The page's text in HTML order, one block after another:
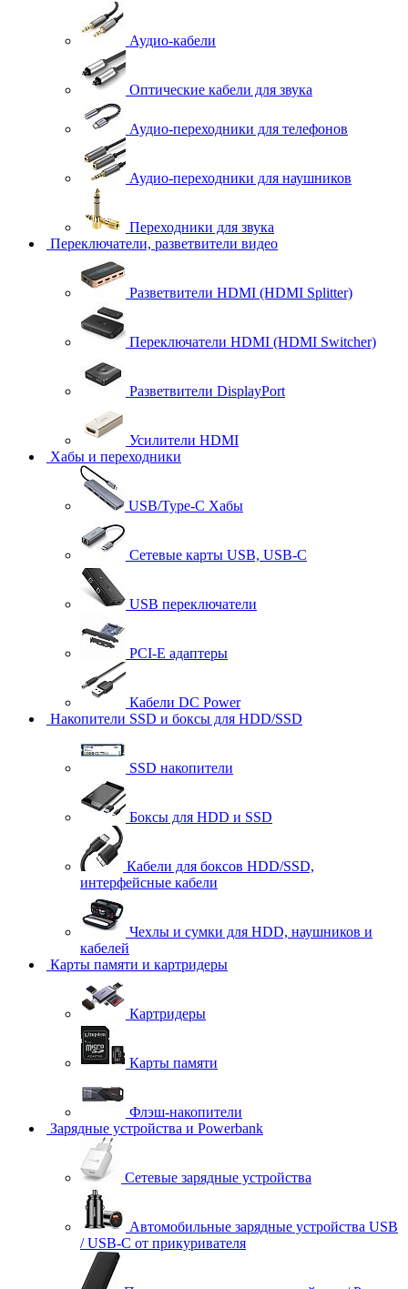
Аудио-кабели
Оптические кабели для звука
Аудио-переходники для телефонов
Аудио-переходники для наушников
Переходники для звука
Переключатели, разветвители видео
Разветвители HDMI (HDMI Splitter)
Переключатели HDMI (HDMI Switcher)
Разветвители DisplayPort
Усилители HDMI
Хабы и переходники
USB/Type-C Хабы
Сетевые карты USB, USB-C
USB переключатели
PCI-E адаптеры
Кабели DC Power
Накопители SSD и боксы для HDD/SSD
SSD накопители
Боксы для HDD и SSD
Кабели для боксов HDD/SSD,
интерфейсные кабели
Чехлы и сумки для HDD, наушников и
кабелей
Карты памяти и картридеры
Картридеры
Карты памяти
Флэш-накопители
Зарядные устройства и Powerbank
Сетевые зарядные устройства
Автомобильные зарядные устройства USB
/ USB-C от прикуривателя